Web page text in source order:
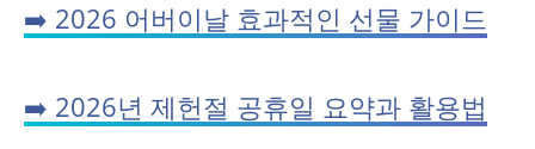
➡️ 2026 어버이날 효과적인 선물 가이드
➡️ 2026년 제헌절 공휴일 요약과 활용법